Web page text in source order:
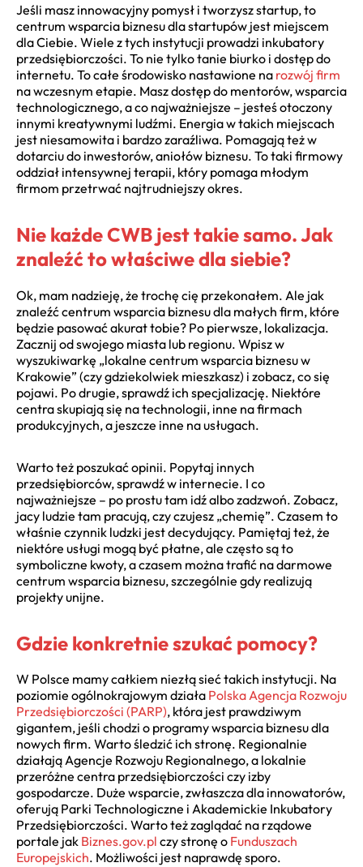
Jeśli masz innowacyjny pomysł i tworzysz startup, to
centrum wsparcia biznesu dla startupów jest miejscem
dla Ciebie. Wiele z tych instytucji prowadzi inkubatory
przedsiębiorczości. To nie tylko tanie biurko i dostęp do
internetu. To całe środowisko nastawione na rozwój firm
na wczesnym etapie. Masz dostęp do mentorów, wsparcia
technologicznego, a co najważniejsze – jesteś otoczony
innymi kreatywnymi ludźmi. Energia w takich miejscach
jest niesamowita i bardzo zaraźliwa. Pomagają też w
dotarciu do inwestorów, aniołów biznesu. To taki firmowy
oddział intensywnej terapii, który pomaga młodym
firmom przetrwać najtrudniejszy okres.
Nie każde CWB jest takie samo. Jak
znaleźć to właściwe dla siebie?
Ok, mam nadzieję, że trochę cię przekonałem. Ale jak
znaleźć centrum wsparcia biznesu dla małych firm, które
będzie pasować akurat tobie? Po pierwsze, lokalizacja.
Zacznij od swojego miasta lub regionu. Wpisz w
wyszukiwarkę „lokalne centrum wsparcia biznesu w
Krakowie” (czy gdziekolwiek mieszkasz) i zobacz, co się
pojawi. Po drugie, sprawdź ich specjalizację. Niektóre
centra skupiają się na technologii, inne na firmach
produkcyjnych, a jeszcze inne na usługach.
Warto też poszukać opinii. Popytaj innych
przedsiębiorców, sprawdź w internecie. I co
najważniejsze – po prostu tam idź albo zadzwoń. Zobacz,
jacy ludzie tam pracują, czy czujesz „chemię”. Czasem to
właśnie czynnik ludzki jest decydujący. Pamiętaj też, że
niektóre usługi mogą być płatne, ale często są to
symboliczne kwoty, a czasem można trafić na darmowe
centrum wsparcia biznesu, szczególnie gdy realizują
projekty unijne.
Gdzie konkretnie szukać pomocy?
W Polsce mamy całkiem niezłą sieć takich instytucji. Na
poziomie ogólnokrajowym działa Polska Agencja Rozwoju
Przedsiębiorczości (PARP), która jest prawdziwym
gigantem, jeśli chodzi o programy wsparcia biznesu dla
nowych firm. Warto śledzić ich stronę. Regionalnie
działają Agencje Rozwoju Regionalnego, a lokalnie
przeróżne centra przedsiębiorczości czy izby
gospodarcze. Duże wsparcie, zwłaszcza dla innowatorów,
oferują Parki Technologiczne i Akademickie Inkubatory
Przedsiębiorczości. Warto też zaglądać na rządowe
portale jak Biznes.gov.pl czy stronę o Funduszach
Europejskich. Możliwości jest naprawdę sporo.